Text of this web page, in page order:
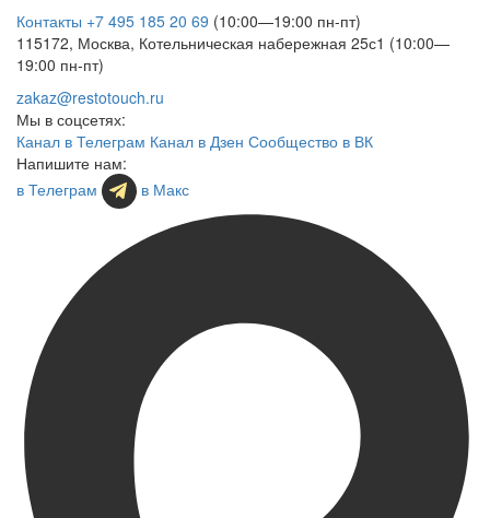
Контакты +7 495 185 20 69 (10:00—19:00 пн-пт)
115172, Москва, Котельническая набережная 25с1 (10:00—
19:00 пн-пт)
zakaz@restotouch.ru
Мы в соцсетях:
Канал в Телеграм Канал в Дзен Сообщество в ВК
Напишите нам:
в Телеграм
в Макс